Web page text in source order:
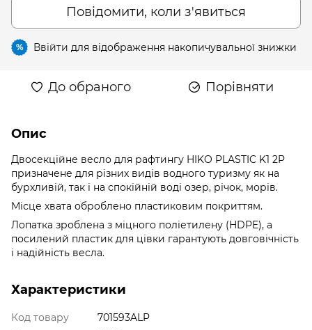
Повідомити, коли з'явиться
% Ввійти для відображення накопичувальної знижки
До обраного Порівняти
Опис
Двосекційне весло для рафтингу HIKO PLASTIC K1 2P
призначене для різних видів водного туризму як на
бурхливій, так і на спокійній воді озер, річок, морів.
Місце хвата оброблено пластиковим покриттям.
Лопатка зроблена з міцного поліетилену (HDPE), а
посилений пластик для цівки гарантують довговічність
і надійність весла.
Характеристики
Код товару
701593ALP